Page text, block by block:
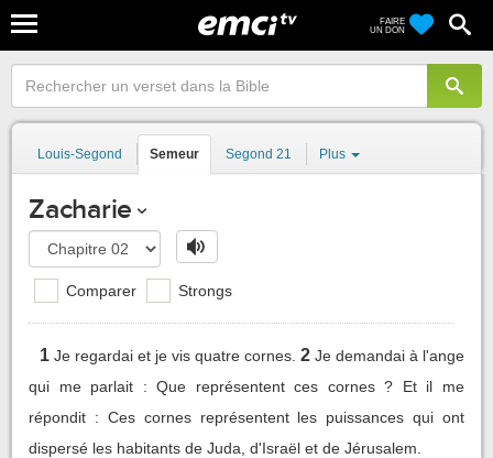
FAIRE
UN DON
Louis-Segond Semeur Segond 21 Plus
Zacharie
Comparer Strongs
1 Je regardai et je vis quatre cornes. 2 Je demandai à l'ange
qui me parlait : Que représentent ces cornes ? Et il me
répondit : Ces cornes représentent les puissances qui ont
dispersé les habitants de Juda, d'Israël et de Jérusalem.